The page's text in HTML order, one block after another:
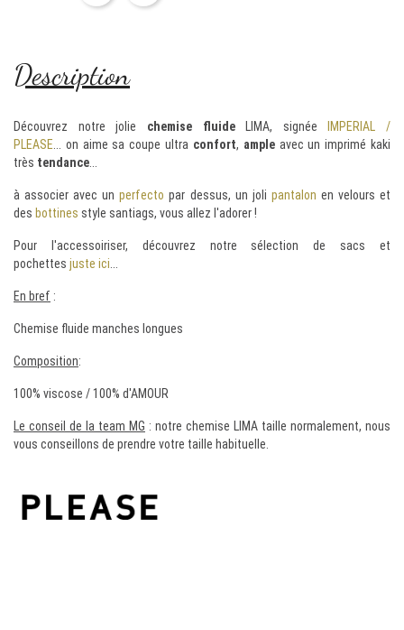
Description
Découvrez notre jolie chemise fluideLIMA, signée
IMPERIAL /
PLEASE ... on aime sacoupeultra confort, ampleavec un imprimé kaki
très tendance
à associer avec unperfecto par dessus, un joli pantalon en velours et
des bottines style santiags, vous allez l'adorer !
Pour l'accessoiriser, découvrez notre sélection de sacs et
pochettes juste ici
En bref :
Chemise fluide manches longues
Composition:
100% viscose / 100% d'AMOUR
Le conseil de la team MG : notre chemise LIMA taille normalement, nous
vous conseillons de prendre votre taille habituelle.